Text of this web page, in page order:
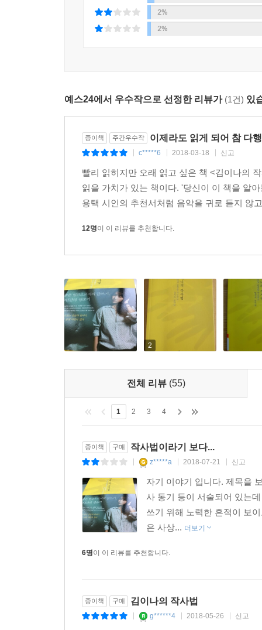
떠올리는 데 몰입하는 등의 행동은 해본 적이
자잘한 일들을 하고 있을 때도, ‘내가 음악에 관
작사가가 되고 싶은데 도대체 방법이 없다는 하
나는 간절함과 현실 인식은 비례해야 한다고
마련이기 때문이다. 간절하게 한쪽 눈을 뜨고
있어야 가능하다. 모든 직업은 현실이다. 그
몽상가가가 되지 말기를. (15~16쪽)
구축하는 방법, 작사가 전문용어 사전 등을 낱낱
관해 나눈 대화를 그대로 수록한 대목은, 작사가
2부 ‘좋은 사람들의 삶은 노래로 남는다’에서는
히트곡들의 제목과 그간 함께 작업한 뮤지션들의
작사한 노래를 부를 뮤지션들을 향한 열렬한 ‘
그녀가 ‘타고난 그릇이 정말 큰 아이’라고 표현
그녀가 지금의 자신을 있게 한 아티스트로 꼽
3부 ‘세상에 합당한 이별은 없다’에서는 ‘사랑노
김이나 작사가가 지금까지 수백 곡의 사랑노래들
그녀에게 ‘사랑’과 ‘이별’이란 지루하게 반복되
때문일 것이다.
뻔하지 않게 사랑을 노래하는 방법과 더불어, ‘썸
시선, 그리고 아주 솔직하고 유쾌하게 섹스와 유
2%
2%
예스24에서 우수작으로 선정한 리뷰가 (1건) 있
종이책 주간우수작 이제라도 읽게 되어 참 다
c*****6 2018-03-18 신고
빨리 읽히지만 오래 읽고 싶은 책 <김이나의
읽을 가치가 있는 책이다. '당신이 이 책을 알
용택 시인의 추천서처럼 음악을 귀로 듣지 않
12명이 이 리뷰를 추천합니다.
2
전체 리뷰 (55)
1 2 3 4
종이책 구매 작사법이라기 보다...
z*****a 2018-07-21 신고
자기 이야기 입니다. 제목을
사 동기 등이 서술되어 있는
쓰기 위해 노력한 흔적이 보
은 사상... 더보기
6명이 이 리뷰를 추천합니다.
종이책 구매 김이나의 작사법
g******4 2018-05-26 신고